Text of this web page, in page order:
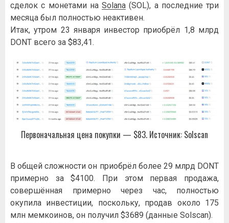
сделок с монетами на Solana (SOL), а последние три
месяца был полностью неактивен.
Итак, утром 23 января инвестор приобрёл 1,8 млрд
DONT всего за $83,41.
Первоначальная цена покупки — $83. Источник: Solscan
В общей сложности он приобрёл более 29 млрд DONT
примерно за $4100. При этом первая продажа,
совершённая примерно через час, полностью
окупила инвестиции, поскольку, продав около 175
млн мемкоинов, он получил $3689 (данные Solscan).